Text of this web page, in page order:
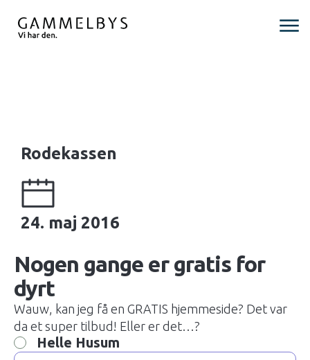
Rodekassen
24. maj 2016
Nogen gange er gratis for
dyrt
Wauw, kan jeg få en GRATIS hjemmeside? Det var
da et super tilbud! Eller er det…?
Helle Husum